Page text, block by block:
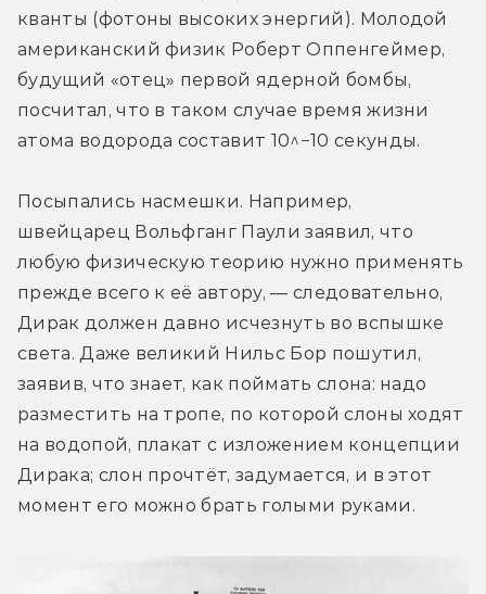
кванты (фотоны высоких энергий). Молодой
американский физик Роберт Оппенгеймер,
будущий «отец» первой ядерной бомбы,
посчитал, что в таком случае время жизни
атома водорода составит 10^−10 секунды.
Посыпались насмешки. Например,
швейцарец Вольфганг Паули заявил, что
любую физическую теорию нужно применять
прежде всего к её автору, — следовательно,
Дирак должен давно исчезнуть во вспышке
света. Даже великий Нильс Бор пошутил,
заявив, что знает, как поймать слона: надо
разместить на тропе, по которой слоны ходят
на водопой, плакат с изложением концепции
Дирака; слон прочтёт, задумается, и в этот
момент его можно брать голыми руками.